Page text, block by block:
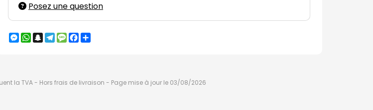
Posez une question
Messenger
WhatsApp
Snapchat
Telegram
MessageFacebook
la TVA - Hors frais de livraison - Page mise à jour le 03/08/2026